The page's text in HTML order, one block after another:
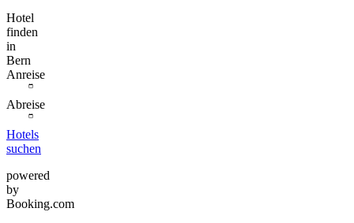
Hotel
finden
in
Bern
Anreise
Abreise
Hotels
suchen
powered
by
Booking.com